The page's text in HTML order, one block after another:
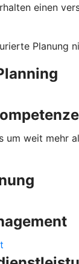
einen
Planung
um weit mehr